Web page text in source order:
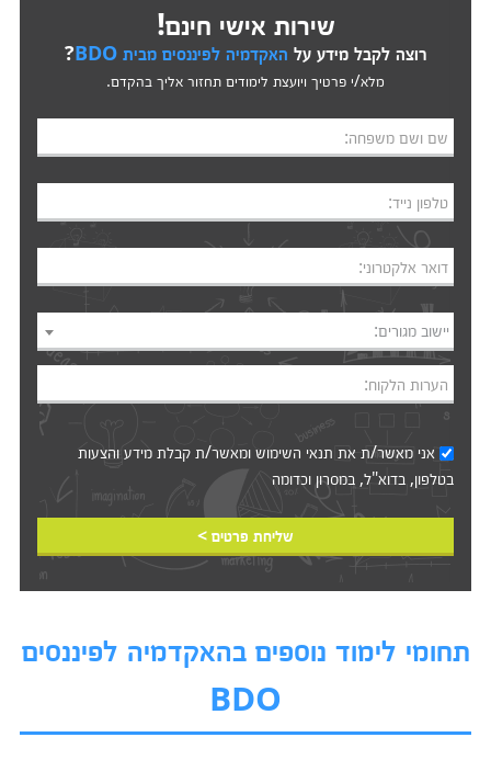
שירות אישי חינם!
רוצה לקבל מידע על האקדמיה לפיננסים מבית BDO ?
מלא/י פרטיך ויועצת לימודים תחזור אליך בהקדם.
שם ושם משפחה:
טלפון נייד:
דואר אלקטרוני:
יישוב מגורים:
הערות הלקוח:
אני מאשר/ת את תנאי השימושומאשר/ת קבלת מידע והצעות
בטלפון, בדוא"ל, במסרון וכדומה‎‎
שליחת פרטים >
תחומי לימוד נוספים בהאקדמיה לפיננסים
BDO